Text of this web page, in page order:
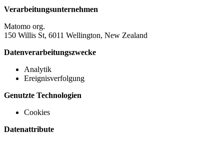
Verarbeitungsunternehmen
Matomo org.
150 Willis St, 6011 Wellington, New Zealand
Datenverarbeitungszwecke
Analytik
Ereignisverfolgung
Genutzte Technologien
Cookies
Datenattribute